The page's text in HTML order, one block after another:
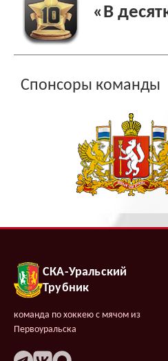
«В
Спонсоры команды
СКА-Уральский
Трубник
команда по хоккею с мячом из
Первоуральска